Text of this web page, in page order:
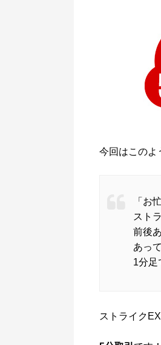
今回はこのよ
「お
スト
前後
あっ
1分足
ストライク